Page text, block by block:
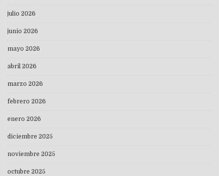
julio 2026
junio 2026
mayo 2026
abril 2026
marzo 2026
febrero 2026
enero 2026
diciembre 2025
noviembre 2025
octubre 2025